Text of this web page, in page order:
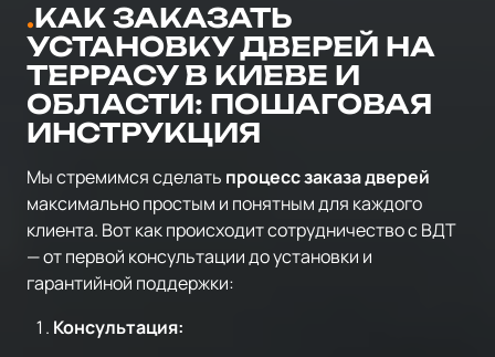
КАК ЗАКАЗАТЬ
УСТАНОВКУ ДВЕРЕЙ НА
ТЕРРАСУ В КИЕВЕ И
ОБЛАСТИ: ПОШАГОВАЯ
ИНСТРУКЦИЯ
Мы стремимся сделать процесс заказа дверей
максимально простым и понятным для каждого
клиента. Вот как происходит сотрудничество с ВДТ
— от первой консультации до установки и
гарантийной поддержки:
Консультация: